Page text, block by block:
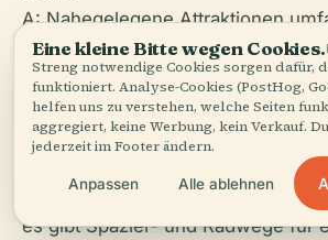
A: Nahegelegene Attraktionen
von Helsinki, den Freizeitpark
Stadtmuseum Helsinki.
Q: Ist Vanhankaupunginkoski mit
A: Ja, mehrere Buslinien halten in
es gibt Spazier- und Radwege für
Eine kleine Bitte wegen Cookies.
Streng notwendige Cookies sorgen dafür,
funktioniert. Analyse-Cookies (PostHog,
helfen uns zu verstehen, welche Seiten
aggregiert, keine Werbung, kein Verkauf.
jederzeit im Footer ändern.
Anpassen Alle ablehnen